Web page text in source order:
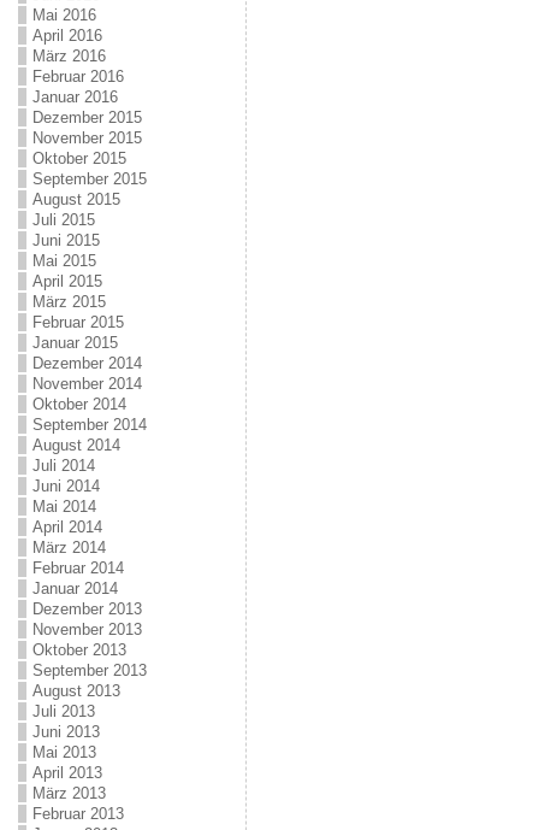
Mai 2016
April 2016
März 2016
Februar 2016
Januar 2016
Dezember 2015
November 2015
Oktober 2015
September 2015
August 2015
Juli 2015
Juni 2015
Mai 2015
April 2015
März 2015
Februar 2015
Januar 2015
Dezember 2014
November 2014
Oktober 2014
September 2014
August 2014
Juli 2014
Juni 2014
Mai 2014
April 2014
März 2014
Februar 2014
Januar 2014
Dezember 2013
November 2013
Oktober 2013
September 2013
August 2013
Juli 2013
Juni 2013
Mai 2013
April 2013
März 2013
Februar 2013